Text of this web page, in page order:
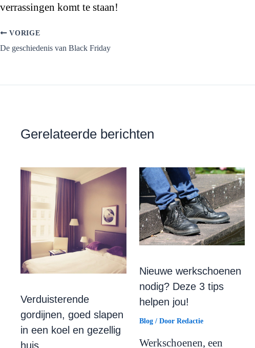
verrassingen komt te staan!
VORIGE
De geschiedenis van Black Friday
Gerelateerde berichten
Verduisterende
gordijnen, goed slapen
in een koel en gezellig
huis
Nieuwe werkschoenen
nodig? Deze 3 tips
helpen jou!
Blog/ Door Redactie
Werkschoenen, een